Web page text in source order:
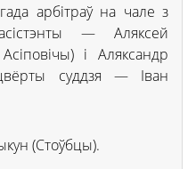
арбітраў на чале з
— Аляксей
і Аляксандр
суддзя — Іван
(Стоўбцы).